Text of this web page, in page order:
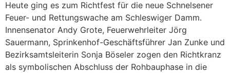
Heute ging es zum Richtfest für die neue Schnelsener
Feuer- und Rettungswache am Schleswiger Damm.
Innensenator Andy Grote, Feuerwehrleiter Jörg
Sauermann, Sprinkenhof-Geschäftsführer Jan Zunke und
Bezirksamtsleiterin Sonja Böseler zogen den Richtkranz
als symbolischen Abschluss der Rohbauphase in die